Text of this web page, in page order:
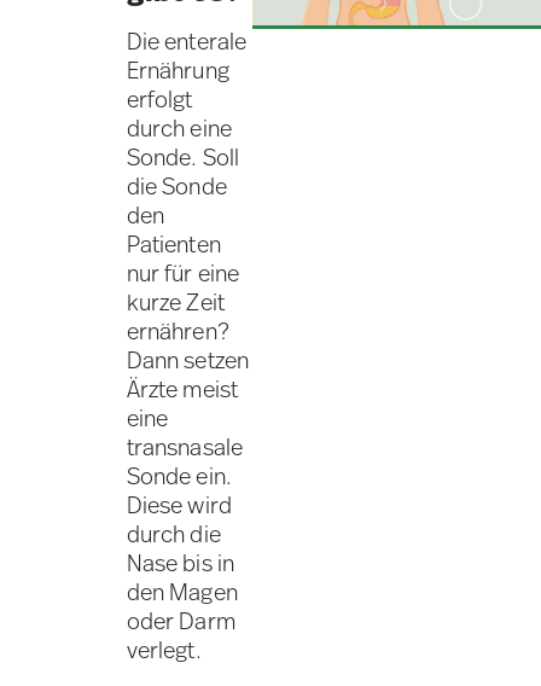
Die enterale
Ernährung
erfolgt
durch eine
Sonde. Soll
die Sonde
den
Patienten
nur für eine
kurze Zeit
ernähren?
Dann setzen
Ärzte meist
eine
transnasale
Sonde ein.
Diese wird
durch die
Nase bis in
den Magen
oder Darm
verlegt.